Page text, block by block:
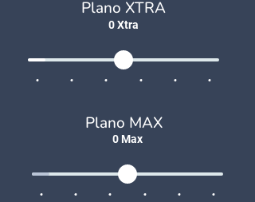
Plano XTRA
0Xtra
Plano MAX
0 Max